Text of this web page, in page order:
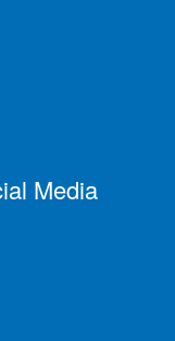
Media